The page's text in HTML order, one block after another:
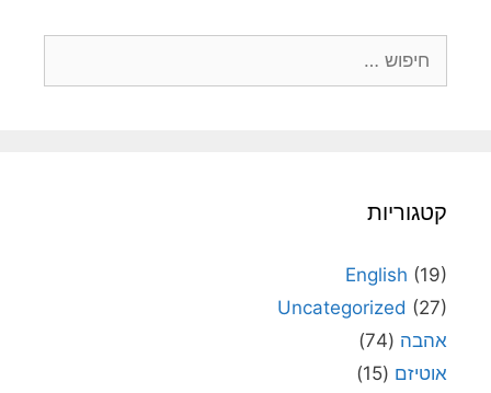
קטגוריות
English (19)
Uncategorized (27)
אהבה (74)
אוטיזם (15)